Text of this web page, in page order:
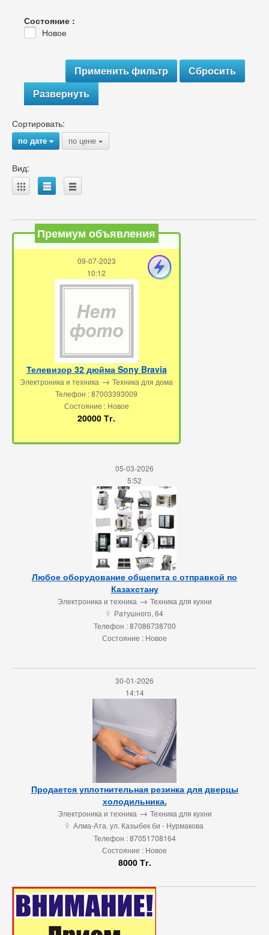
Состояние :
Новое
Развернуть
Сортировать:
по дате{ по цене {
Вид:
A B C
Премиум объявления
09-07-2023
10:12
Телевизор 32 дюйма Sony Bravia
Электроника и техника → Техника для дома
Телефон : 87003393009
Состояние : Новое
20000 Тг.
05-03-2026
5:52
Любое оборудование общепита с отправкой по
Казахстану
Электроника и техника→ Техника для кухни
u
Ратушного, 64
Телефон : 87086738700
Состояние : Новое
30-01-2026
14:14
Продается уплотнительная резинка для дверцы
холодильника.
Электроника и техника→ Техника для кухни
u Алма-Ата. ул. Казыбек би - Нурмакова
Телефон : 87051708164
Состояние : Новое
8000 Тг.